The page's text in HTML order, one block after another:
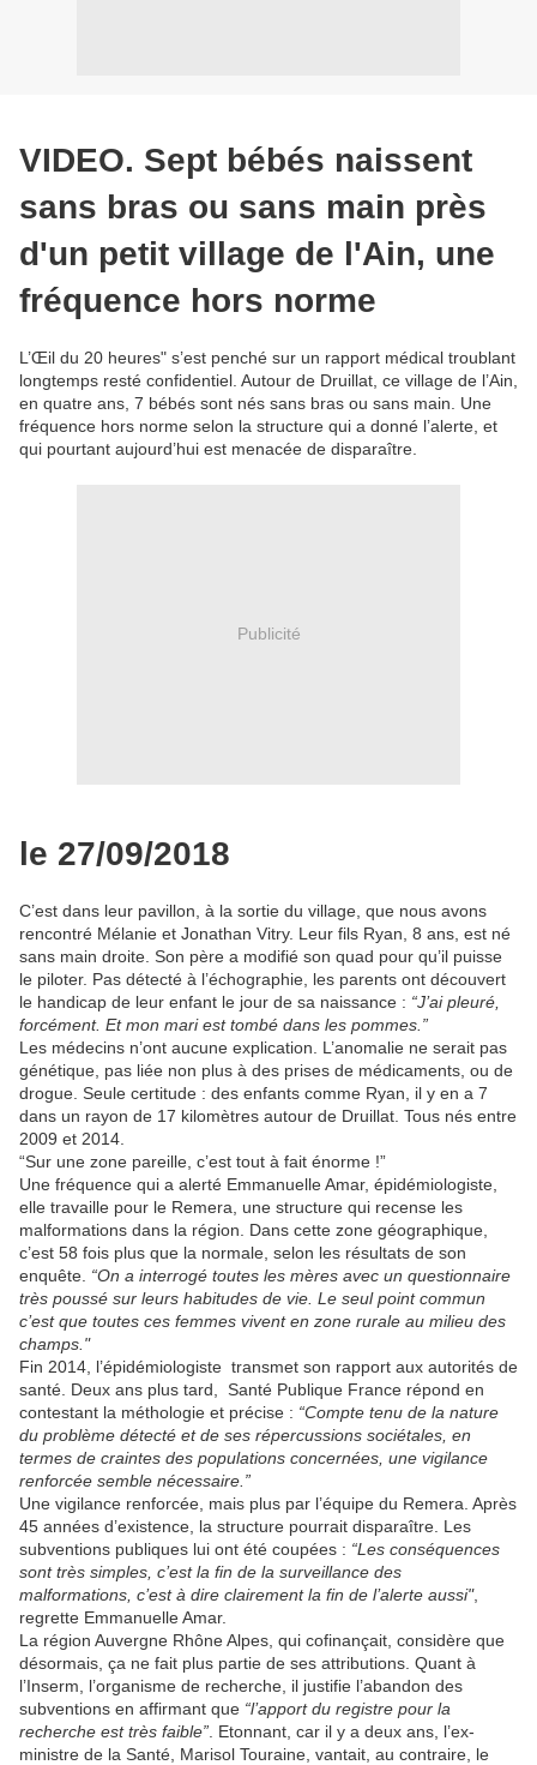
VIDEO. Sept bébés naissent
sans bras ou sans main près
d'un petit village de l'Ain, une
fréquence hors norme
L’Œil du 20 heures" s’est penché sur un rapport médical troublant
longtemps resté confidentiel. Autour de Druillat, ce village de l’Ain,
en quatre ans, 7 bébés sont nés sans bras ou sans main. Une
fréquence hors norme selon la structure qui a donné l’alerte, et
qui pourtant aujourd’hui est menacée de disparaître.
Publicité
le 27/09/2018
C’est dans leur pavillon, à la sortie du village, que nous avons
rencontré Mélanie et Jonathan Vitry. Leur fils Ryan, 8 ans, est né
sans main droite. Son père a modifié son quad pour qu’il puisse
le piloter. Pas détecté à l’échographie, les parents ont découvert
le handicap de leur enfant le jour de sa naissance : “J’ai pleuré,
forcément. Et mon mari est tombé dans les pommes.”
Les médecins n’ont aucune explication. L’anomalie ne serait pas
génétique, pas liée non plus à des prises de médicaments, ou de
drogue. Seule certitude : des enfants comme Ryan, il y en a 7
dans un rayon de 17 kilomètres autour de Druillat. Tous nés entre
2009 et 2014.
“Sur une zone pareille, c’est tout à fait énorme !”
Une fréquence qui a alerté Emmanuelle Amar, épidémiologiste,
elle travaille pour le Remera, une structure qui recense les
malformations dans la région. Dans cette zone géographique,
c’est 58 fois plus que la normale, selon les résultats de son
enquête. “On a interrogé toutes les mères avec un questionnaire
très poussé sur leurs habitudes de vie. Le seul point commun
c’est que toutes ces femmes vivent en zone rurale au milieu des
champs."
Fin 2014, l’épidémiologiste transmet son rapport aux autorités de
santé. Deux ans plus tard, Santé Publique France répond en
contestant la méthologie et précise : “Compte tenu de la nature
du problème détecté et de ses répercussions sociétales, en
termes de craintes des populations concernées, une vigilance
renforcée semble nécessaire.”
Une vigilance renforcée, mais plus par l’équipe du Remera. Après
45 années d’existence, la structure pourrait disparaître. Les
subventions publiques lui ont été coupées : “Les conséquences
sont très simples, c’est la fin de la surveillance des
malformations, c’est à dire clairement la fin de l’alerte aussi",
regrette Emmanuelle Amar.
La région Auvergne Rhône Alpes, qui cofinançait, considère que
désormais, ça ne fait plus partie de ses attributions. Quant à
l’Inserm, l’organisme de recherche, il justifie l’abandon des
subventions en affirmant que “l’apport du registre pour la
recherche est très faible” . Etonnant, car il y a deux ans, l’ex-
ministre de la Santé, Marisol Touraine, vantait, au contraire, le